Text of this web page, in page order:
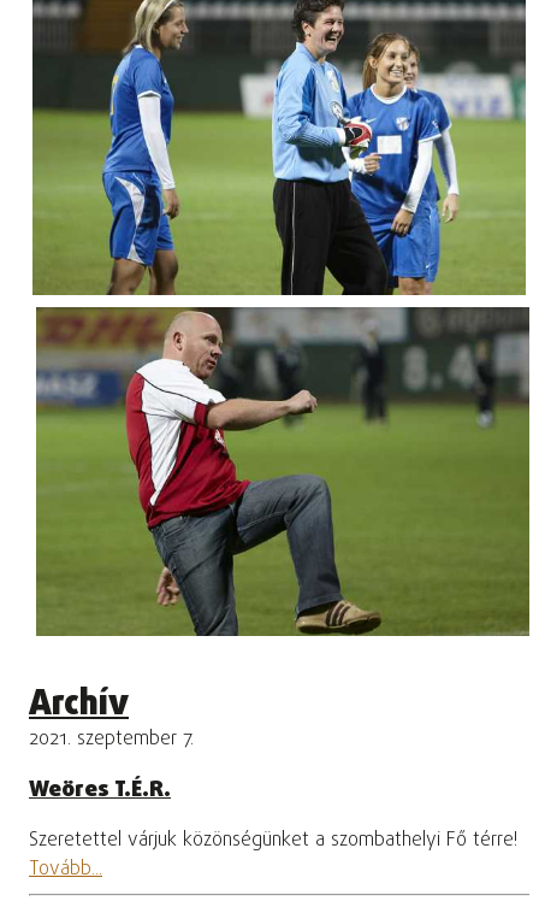
Archív
2021. szeptember 7.
Weöres T.É.R.
Szeretettel várjuk közönségünket a szombathelyi Fő térre!
Tovább...